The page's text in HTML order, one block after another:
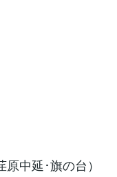
中延･旗の台）